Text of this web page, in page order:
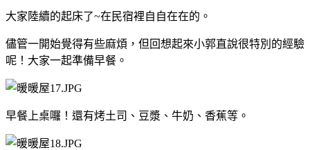
大家陸續的起床了~在民宿裡自自在在的。
儘管一開始覺得有些麻煩，但回想起來小郭直說很特別的經驗
呢！大家一起準備早餐。
早餐上桌囉！還有烤土司、豆漿、牛奶、香蕉等。